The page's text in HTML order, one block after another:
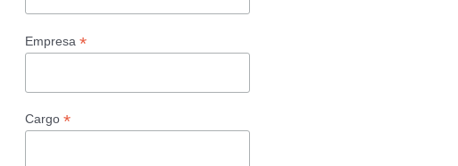
Empresa *
Cargo *